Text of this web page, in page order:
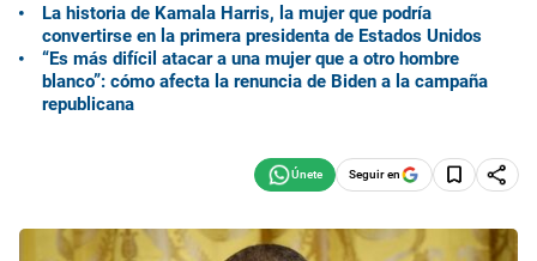
La historia de Kamala Harris, la mujer que podría
convertirse en la primera presidenta de Estados Unidos
“Es más difícil atacar a una mujer que a otro hombre
blanco”: cómo afecta la renuncia de Biden a la campaña
republicana
Seguir en